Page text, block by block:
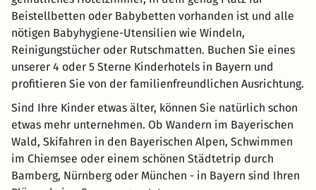
Beistellbetten oder Babybetten vorhanden ist und alle
nötigen Babyhygiene-Utensilien wie Windeln,
Reinigungstücher oder Rutschmatten. Buchen Sie eines
unserer 4 oder 5 Sterne Kinderhotels in Bayern und
profitieren Sie von der familienfreundlichen Ausrichtung.
Sind Ihre Kinder etwas älter, können Sie natürlich schon
etwas mehr unternehmen. Ob Wandern im Bayerischen
Wald, Skifahren in den Bayerischen Alpen, Schwimmen
im Chiemsee oder einem schönen Städtetrip durch
Bamberg, Nürnberg oder München - in Bayern sind Ihren